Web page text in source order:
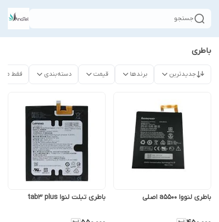
جستجو
باطری
جدیدترین برندها قیمت دسته‌بندی فقط
باطری لنووا a5500 اصلی باطری تبلت لنوا tab3 plus